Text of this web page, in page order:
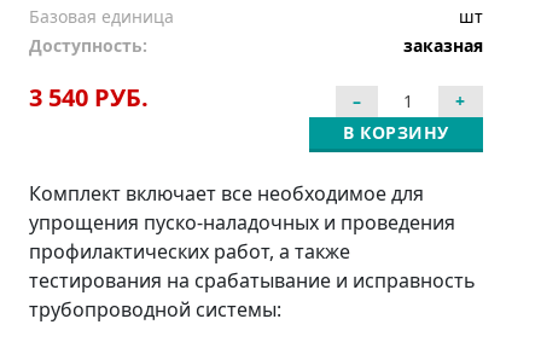
Базовая единица
шт
Доступность:
заказная
3 540 РУБ.
В КОРЗИНУ
Комплект включает все необходимое для
упрощения пуско-наладочных и проведения
профилактических работ, а также
тестирования на срабатывание и исправность
трубопроводной системы: